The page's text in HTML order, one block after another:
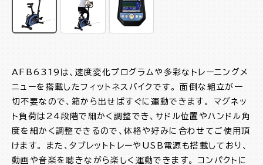
AFB6319は、速度変化プログラムや多彩なトレーニングメ
ニューを搭載したフィットネスバイクです。 面倒な組立が一
切不要なので、箱から出せばすぐに運動できます。 マグネッ
ト負荷は24段階で細かく調整でき、サドル位置やハンドル角
度を細かく調整できるので、体格や好みに合わせてご使用頂
けます。 また、タブレットトレーやUSB電源も搭載しており、
動画や音楽を聴きながら楽しく運動できます。 コンパクトに